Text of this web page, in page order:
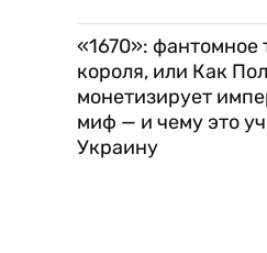
«1670»: фантомное
короля, или Как
монетизирует
миф — и чему это
Украину